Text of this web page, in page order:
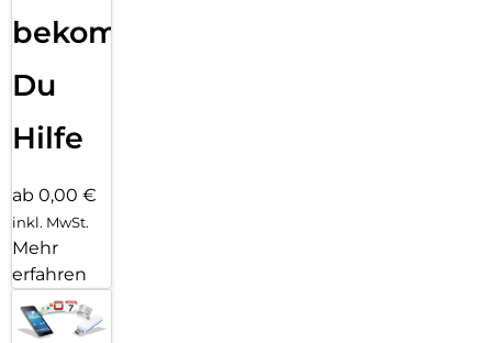
bekommst
Du
Hilfe
ab 0,00 €
inkl. MwSt.
Mehr
erfahren